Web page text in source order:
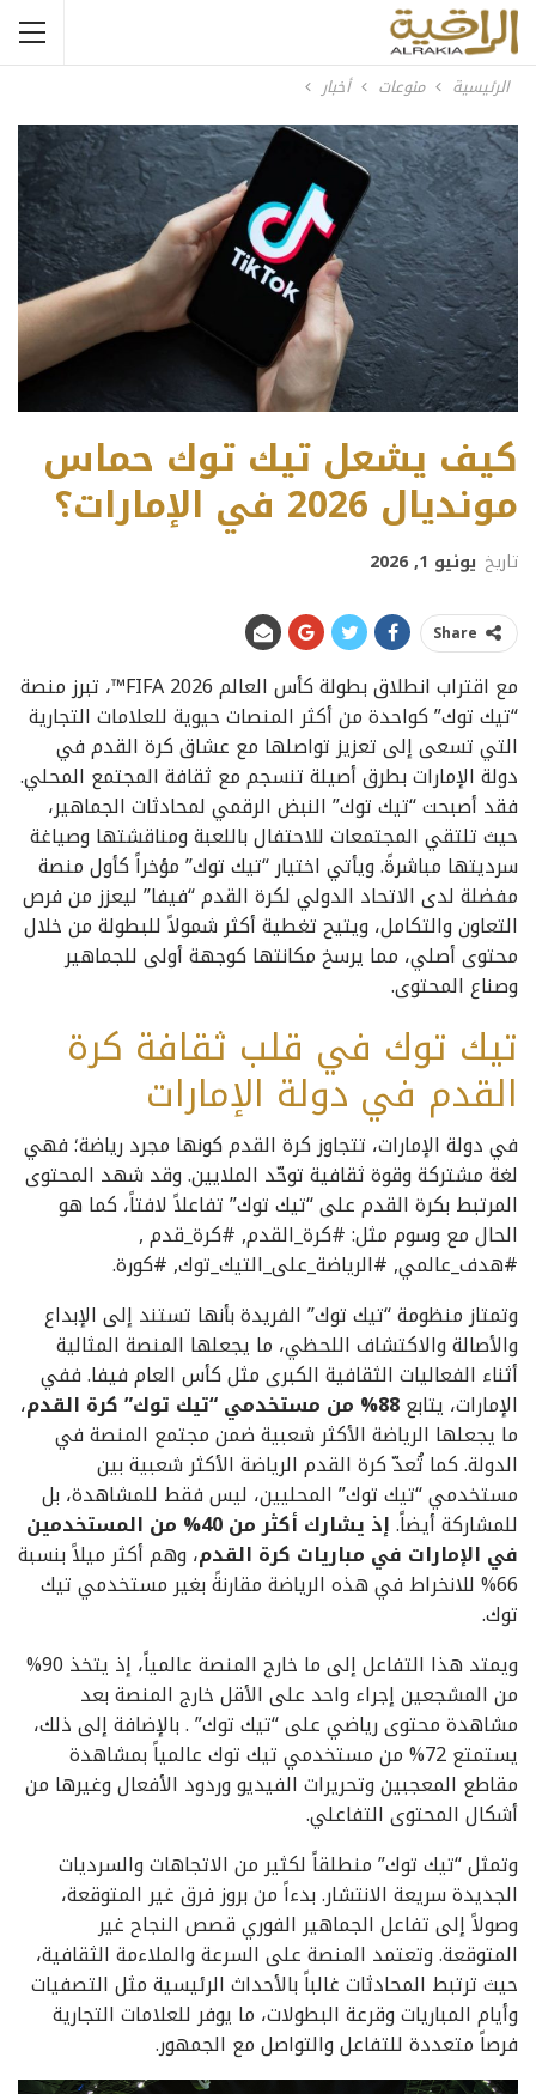
الرئيسية منوعات أخبار
كيف يشعل تيك توك حماس
مونديال 2026 في الإمارات؟
تاريخ يونيو 1, 2026
Share
مع اقتراب انطلاق بطولة كأس العالم FIFA 2026™، تبرز منصة
“تيك توك” كواحدة من أكثر المنصات حيوية للعلامات التجارية
التي تسعى إلى تعزيز تواصلها مع عشاق كرة القدم في
دولة الإمارات بطرق أصيلة تنسجم مع ثقافة المجتمع المحلي.
فقد أصبحت “تيك توك” النبض الرقمي لمحادثات الجماهير،
حيث تلتقي المجتمعات للاحتفال باللعبة ومناقشتها وصياغة
سرديتها مباشرةً. ويأتي اختيار “تيك توك” مؤخراً كأول منصة
مفضلة لدى الاتحاد الدولي لكرة القدم “فيفا” ليعزز من فرص
التعاون والتكامل، ويتيح تغطية أكثر شمولاً للبطولة من خلال
محتوى أصلي، مما يرسخ مكانتها كوجهة أولى للجماهير
وصناع المحتوى.
تيك توك في قلب ثقافة كرة
القدم في دولة الإمارات
في دولة الإمارات، تتجاوز كرة القدم كونها مجرد رياضة؛ فهي
لغة مشتركة وقوة ثقافية توحّد الملايين. وقد شهد المحتوى
المرتبط بكرة القدم على “تيك توك” تفاعلاً لافتاً، كما هو
الحال مع وسوم مثل: #كرة_القدم, #كرة_قدم ,
#هدف_عالمي, #الرياضة_على_التيك_توك, #كورة.
وتمتاز منظومة “تيك توك” الفريدة بأنها تستند إلى الإبداع
والأصالة والاكتشاف اللحظي، ما يجعلها المنصة المثالية
أثناء الفعاليات الثقافية الكبرى مثل كأس العام فيفا. ففي
الإمارات، يتابع88% من مستخدمي “تيك توك” كرة القدم،
ما يجعلها الرياضة الأكثر شعبية ضمن مجتمع المنصة في
الدولة. كما تُعدّ كرة القدم الرياضة الأكثر شعبية بين
مستخدمي “تيك توك” المحليين، ليس فقط للمشاهدة، بل
للمشاركة أيضاً.
إذ يشارك أكثر من 40% من المستخدمين
في الإمارات في مباريات كرة القدم، وهم أكثر ميلاً بنسبة
66% للانخراط في هذه الرياضة مقارنةً بغير مستخدمي تيك
توك.
ويمتد هذا التفاعل إلى ما خارج المنصة عالمياً، إذ يتخذ 90%
من المشجعين إجراء واحد على الأقل خارج المنصة بعد
مشاهدة محتوى رياضي على “تيك توك” . بالإضافة إلى ذلك،
يستمتع 72% من مستخدمي تيك توك عالمياً بمشاهدة
مقاطع المعجبين وتحريرات الفيديو وردود الأفعال وغيرها من
أشكال المحتوى التفاعلي.
وتمثل “تيك توك” منطلقاً لكثير من الاتجاهات والسرديات
الجديدة سريعة الانتشار. بدءاً من بروز فرق غير المتوقعة،
وصولاً إلى تفاعل الجماهير الفوري قصص النجاح غير
المتوقعة. وتعتمد المنصة على السرعة والملاءمة الثقافية،
حيث ترتبط المحادثات غالباً بالأحداث الرئيسية مثل التصفيات
وأيام المباريات وقرعة البطولات، ما يوفر للعلامات التجارية
فرصاً متعددة للتفاعل والتواصل مع الجمهور.